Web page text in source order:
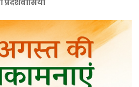
प्रदेशवासियों